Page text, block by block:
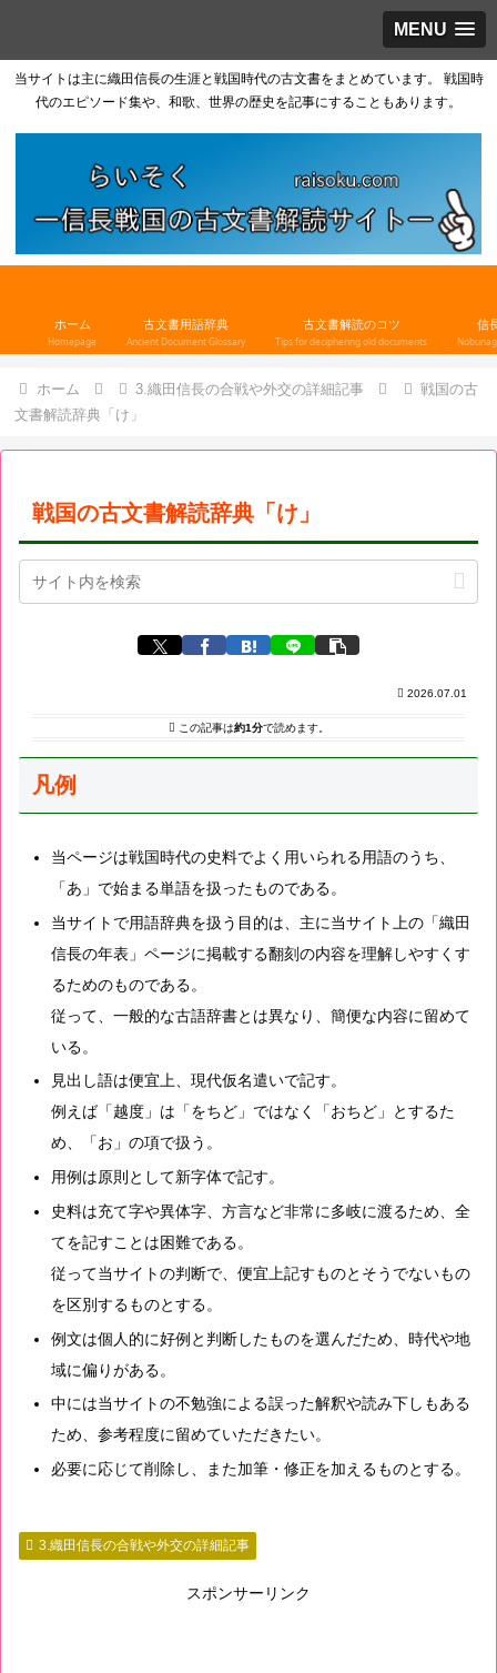
MENU
当サイトは主に織田信長の生涯と戦国時代の古文書をまとめています。 戦国時
代のエピソード集や、和歌、世界の歴史を記事にすることもあります。
ホーム
Homepage
古文書用語辞典
Ancient Document Glossary
古文書解読のコツ
Tips for deciphering old documents
信
ホーム 3.織田信長の合戦や外交の詳細記事
戦国の古
文書解読辞典「け」
戦国の古文書解読辞典「け」
2026.07.01
この記事は約1分で読めます。
凡例
当ページは戦国時代の史料でよく用いられる用語のうち、
「あ」で始まる単語を扱ったものである。
当サイトで用語辞典を扱う目的は、主に当サイト上の「織田
信長の年表」ページに掲載する翻刻の内容を理解しやすくす
るためのものである。
従って、一般的な古語辞書とは異なり、簡便な内容に留めて
いる。
見出し語は便宜上、現代仮名遣いで記す。
例えば「越度」は「をちど」ではなく「おちど」とするた
め、「お」の項で扱う。
用例は原則として新字体で記す。
史料は充て字や異体字、方言など非常に多岐に渡るため、全
てを記すことは困難である。
従って当サイトの判断で、便宜上記すものとそうでないもの
を区別するものとする。
例文は個人的に好例と判断したものを選んだため、時代や地
域に偏りがある。
中には当サイトの不勉強による誤った解釈や読み下しもある
ため、参考程度に留めていただきたい。
必要に応じて削除し、また加筆・修正を加えるものとする。
3.織田信長の合戦や外交の詳細記事
スポンサーリンク